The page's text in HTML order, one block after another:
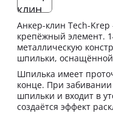
Анкер-клин Tech-
крепёжный элемент.
металлическую
шпильки,
Шпилька имеет
конце. При
шпильки и входит в
создаётся эффект